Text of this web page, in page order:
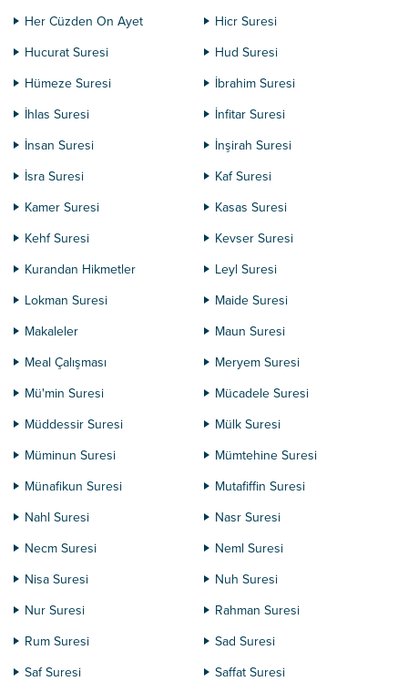
Her Cüzden On Ayet
Hicr Suresi
Hucurat Suresi
Hud Suresi
Hümeze Suresi
İbrahim Suresi
İhlas Suresi
İnfitar Suresi
İnsan Suresi
İnşirah Suresi
İsra Suresi
Kaf Suresi
Kamer Suresi
Kasas Suresi
Kehf Suresi
Kevser Suresi
Kurandan Hikmetler
Leyl Suresi
Lokman Suresi
Maide Suresi
Makaleler
Maun Suresi
Meal Çalışması
Meryem Suresi
Mü'min Suresi
Mücadele Suresi
Müddessir Suresi
Mülk Suresi
Müminun Suresi
Mümtehine Suresi
Münafikun Suresi
Mutafiffin Suresi
Nahl Suresi
Nasr Suresi
Necm Suresi
Neml Suresi
Nisa Suresi
Nuh Suresi
Nur Suresi
Rahman Suresi
Rum Suresi
Sad Suresi
Saf Suresi
Saffat Suresi